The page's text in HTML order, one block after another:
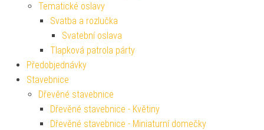
Tematické oslavy
Svatba a rozlučka
Svatební oslava
Tlapková patrola párty
Předobjednávky
Stavebnice
Dřevěné stavebnice
Dřevěné stavebnice - Květiny
Dřevěné stavebnice - Miniaturní domečky